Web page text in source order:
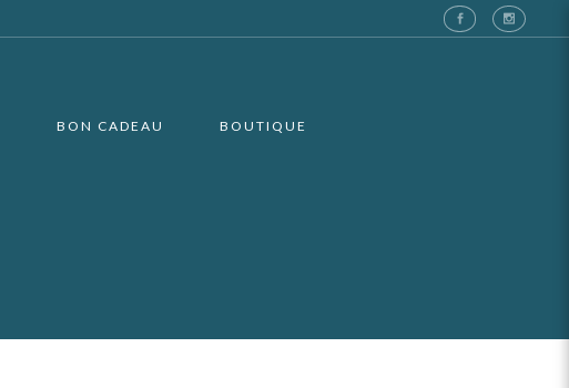
BON CADEAU BOUTIQUE